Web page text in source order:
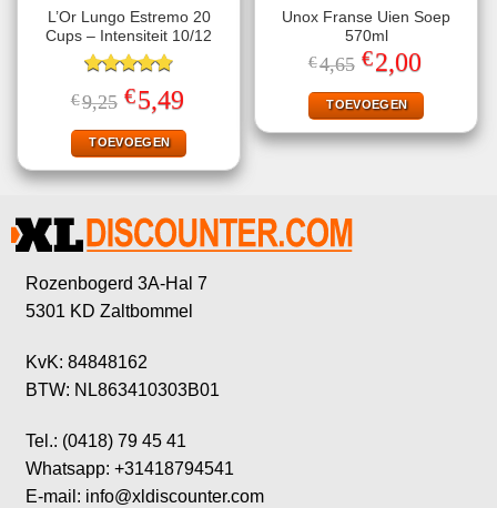
L’Or Lungo Estremo 20
Cups – Intensiteit 10/12
Gewaardeerd
4.80uit 5
€9,25 Oorspronkelijke
prijs
was:
€9,25.
€5,49
is:
€5,49.
TOEVOEGEN
Unox Franse Uien Soep
570ml
€4,65 Oorspronkelijke
prijs
was:
€4,65.
€2,00
is:
€2,00.
TOEVOEGEN
Rozenbogerd 3A-Hal 7
5301 KD Zaltbommel
KvK: 84848162
BTW: NL863410303B01
Tel.: (0418) 79 45 41
Whatsapp: +31418794541
E-mail: info@xldiscounter.com